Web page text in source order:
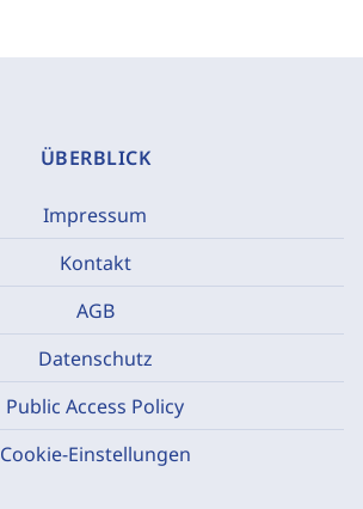
ÜBERBLICK
Impressum
Kontakt
AGB
Datenschutz
Public Access Policy
Cookie-Einstellungen